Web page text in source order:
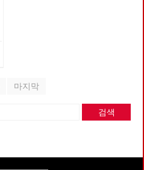
스템이 필요하다. 이를 달리 말
뜻이기도 하다. 이것은 어떤 사
회든지 공통적인 것이다. 봉건
하는 계급이란, 역할 분담이 있
치제는 인도 자본주의라는 한계
속위임 에 의한 의행합일 정치를
실현하고자 한 것이었다. <그림
1> 인도 독립 후 첫 번째 케랄라
마지막
검색